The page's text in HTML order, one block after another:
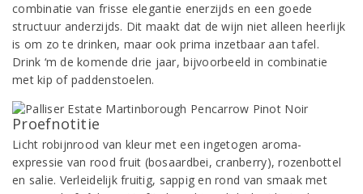
combinatie van frisse elegantie enerzijds en een goede
structuur anderzijds. Dit maakt dat de wijn niet alleen heerlijk
is om zo te drinken, maar ook prima inzetbaar aan tafel.
Drink ‘m de komende drie jaar, bijvoorbeeld in combinatie
met kip of paddenstoelen.
Proefnotitie
Licht robijnrood van kleur met een ingetogen aroma-
expressie van rood fruit (bosaardbei, cranberry), rozenbottel
en salie. Verleidelijk fruitig, sappig en rond van smaak met